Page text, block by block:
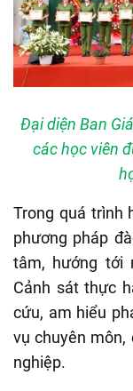
Đại diện Ban
các học viên
Trong quá trình
phương pháp
tâm, hướng tới
Cảnh sát thực
cứu, am hiểu
vụ chuyên môn,
nghiệp.